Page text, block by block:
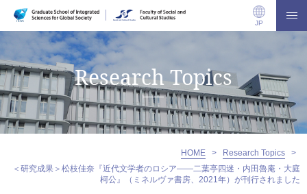
JP
Research Topics
HOME > Research Topics
>
＜研究成果＞松枝佳奈『近代文学者のロシア——二葉亭四迷・内田魯庵・大庭
柯公』（ミネルヴァ書房、2021年）が刊行されました